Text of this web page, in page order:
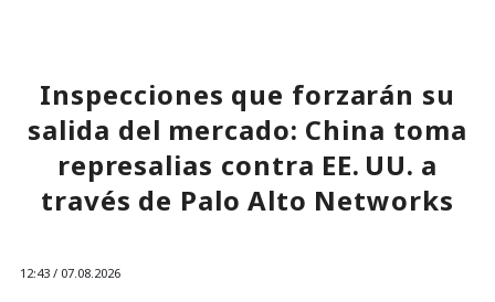
Inspecciones que forzarán su
salida del mercado: China toma
represalias contra EE. UU. a
través de Palo Alto Networks
12:43 / 07.08.2026